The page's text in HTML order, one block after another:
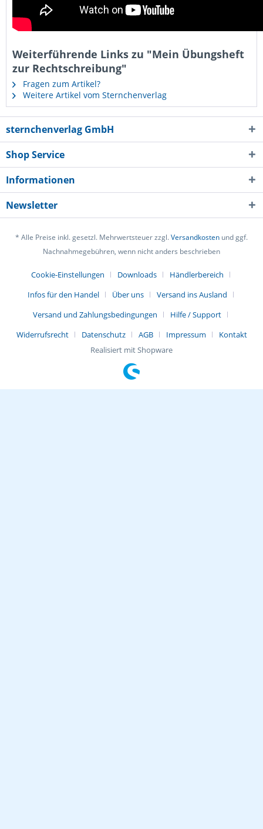
Weiterführende Links zu "Mein Übungsheft
zur Rechtschreibung"
Fragen zum Artikel?
Weitere Artikel vom Sternchenverlag
sternchenverlag GmbH
Shop Service
Informationen
Newsletter
* Alle Preise inkl. gesetzl. Mehrwertsteuer zzgl.Versandkosten und ggf.
Nachnahmegebühren, wenn nicht anders beschrieben
Cookie-Einstellungen Downloads
Händlerbereich
Infos für den Handel
Über uns
Versand ins Ausland
Versand und Zahlungsbedingungen
Hilfe / Support
Widerrufsrecht
Datenschutz AGB Impressum
Kontakt
Realisiert mit Shopware